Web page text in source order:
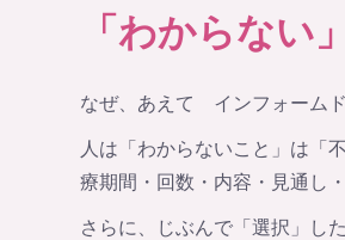
「わからない
なぜ、あえて インフォーム
人は「わからないこと」は「
療期間・回数・内容・見通し
さらに、じぶんで「選択」し